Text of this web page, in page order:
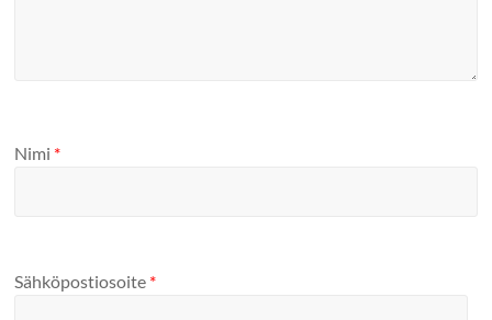
Nimi *
Sähköpostiosoite *